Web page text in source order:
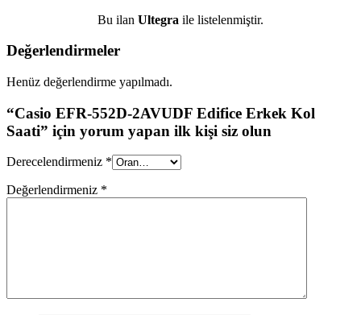
Bu ilan Ultegra ile listelenmiştir.
Değerlendirmeler
Henüz değerlendirme yapılmadı.
“Casio EFR-552D-2AVUDF Edifice Erkek Kol
Saati” için yorum yapan ilk kişi siz olun
Derecelendirmeniz *
Değerlendirmeniz *